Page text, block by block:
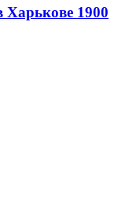
Харькове 1900